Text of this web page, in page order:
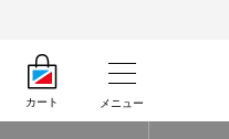
カート メニュー